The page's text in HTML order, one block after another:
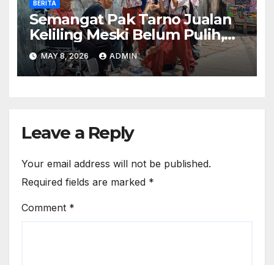
BERITA
Semangat Pak Tarno Jualan
Keliling Meski Belum Pulih,
Tetap Menghibur dan Cari
Nafkah
MAY 8, 2026 ADMIN
Leave a Reply
Your email address will not be published.
Required fields are marked *
Comment *